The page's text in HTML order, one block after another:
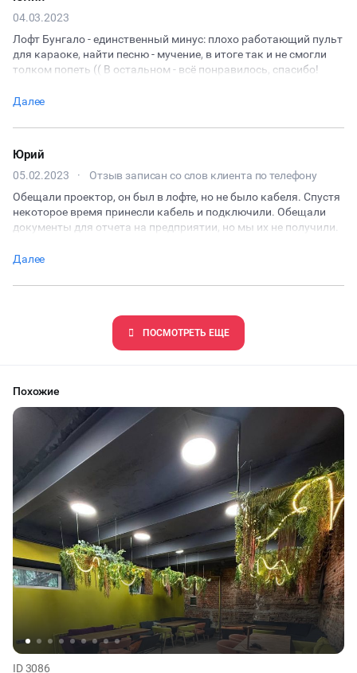
04.03.2023
Лофт Бунгало - единственный минус: плохо работающий пульт
для караоке, найти песню - мучение, в итоге так и не смогли
толком попеть (( В остальном - всё понравилось, спасибо!
Далее
Юрий
05.02.2023 ·
Отзыв записан со слов клиента по телефону
Обещали проектор, он был в лофте, но не было кабеля. Спустя
некоторое время принесли кабель и подключили. Обещали
документы для отчета на предприятии, но мы их не получили.
Далее
ПОCМОТРЕТЬ ЕЩЕ
ТИМБИЛДИНГ
Похожие
ID 3086